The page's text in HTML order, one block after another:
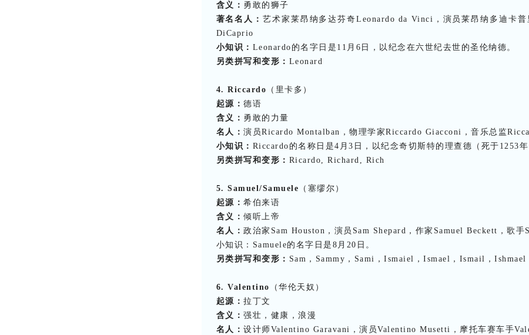
含义： 勇敢的狮子
著名名人： 艺术家莱昂纳多达芬奇Leonardo da Vinci，演员莱昂纳多迪卡普
DiCaprio
小知识： Leonardo的名字日是11月6日，以纪念在六世纪去世的圣伦纳德。
另类拼写和变形： Leonard
4. Riccardo （里卡多）
起源： 德语
含义： 勇敢的力量
名人： 演员Ricardo Montalban，物理学家Riccardo Giacconi，音乐总监
小知识： Riccardo的名称日是4月3日，以纪念奇切斯特的理查德（死于1253年
另类拼写和变形： Ricardo, Richard, Rich
5. Samuel/Samuele （塞缪尔）
起源： 希伯来语
含义： 倾听上帝
名人： 政治家Sam Houston，演员Sam Shepard，作家Samuel Beckett，歌手
小知识：Samuele的名字日是8月20日。
另类拼写和变形： Sam，Sammy，Sami，Ismaiel，Ismael，Ismail，Ishmael
6. Valentino （华伦天奴）
起源： 拉丁文
含义： 强壮，健康，浪漫
名人： 设计师Valentino Garavani，演员Valentino Musetti，摩托车赛车手